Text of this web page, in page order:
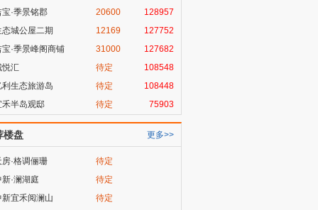
宝·季景铭郡 20600
128957
态城公屋二期
12169
127752
宝·季景峰阁商铺
31000
127682
悦汇
待定
108548
利生态旅游岛
待定
108448
禾半岛观邸
待定 75903
楼盘 更多>>
房·格调俪珊
待定
新·澜湖庭
待定
新宜禾阅澜山
待定